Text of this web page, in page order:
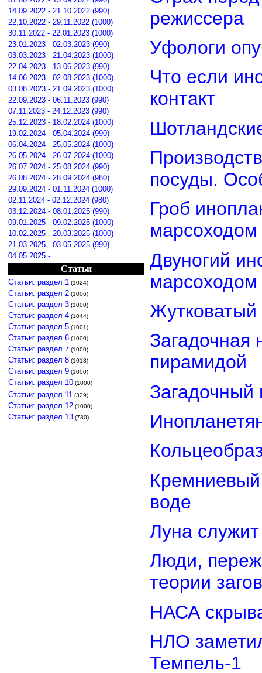
14.09.2022 - 21.10.2022 (990)
22.10.2022 - 29.11.2022 (1000)
30.11.2022 - 22.01.2023 (1000)
23.01.2023 - 02.03.2023 (990)
03.03.2023 - 21.04.2023 (1000)
22.04.2023 - 13.06.2023 (990)
14.06.2023 - 02.08.2023 (1000)
03.08.2023 - 21.09.2023 (1000)
22.09.2023 - 06.11.2023 (990)
07.11.2023 - 24.12.2023 (990)
25.12.2023 - 18.02.2024 (1000)
19.02.2024 - 05.04.2024 (990)
06.04.2024 - 25.05.2024 (1000)
26.05.2024 - 26.07.2024 (1000)
26.07.2024 - 25.08.2024 (990)
26.08.2024 - 28.09.2024 (980)
29.09.2024 - 01.11.2024 (1000)
02.11.2024 - 02.12.2024 (980)
03.12.2024 - 08.01.2025 (990)
09.01.2025 - 09.02.2025 (1000)
10.02.2025 - 20.03.2025 (1000)
21.03.2025 - 03.05.2025 (990)
04.05.2025 - ...
Статьи
Статьи: раздел 1 (1024)
Статьи: раздел 2 (1006)
Статьи: раздел 3 (1000)
Статьи: раздел 4 (1044)
Статьи: раздел 5 (1001)
Статьи: раздел 6 (1000)
Статьи: раздел 7 (1000)
Статьи: раздел 8 (1013)
Статьи: раздел 9 (1000)
Статьи: раздел 10 (1000)
Статьи: раздел 11 (329)
Статьи: раздел 12 (1000)
Статьи: раздел 13 (730)
режиссера
Уфологи
Что если
контакт
посуды.
Гроб
марсоходом
Двуногий
марсоходом
Загадочная
пирамидой
воде
Луна
Люди,
теории
НАСА
НЛО
Темпель-1